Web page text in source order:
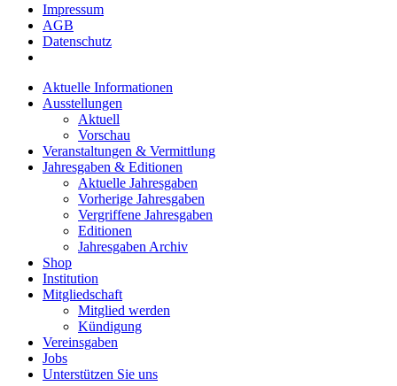
Impressum
AGB
Datenschutz
Aktuelle Informationen
Ausstellungen
Aktuell
Vorschau
Veranstaltungen & Vermittlung
Jahresgaben & Editionen
Aktuelle Jahresgaben
Vorherige Jahresgaben
Vergriffene Jahresgaben
Editionen
Jahresgaben Archiv
Shop
Institution
Mitgliedschaft
Mitglied werden
Kündigung
Vereinsgaben
Jobs
Unterstützen Sie uns